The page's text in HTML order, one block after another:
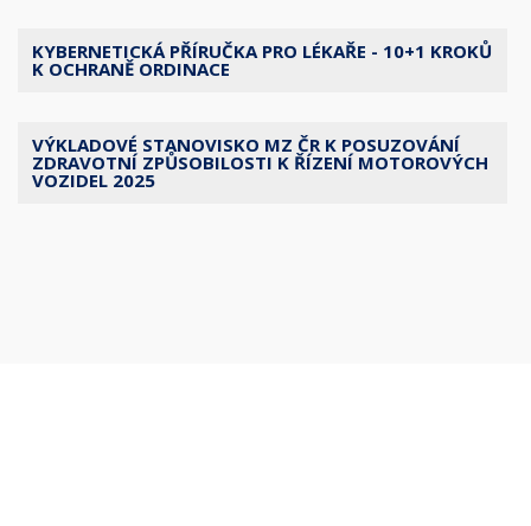
KYBERNETICKÁ PŘÍRUČKA PRO LÉKAŘE - 10+1 KROKŮ
K OCHRANĚ ORDINACE
VÝKLADOVÉ STANOVISKO MZ ČR K POSUZOVÁNÍ
ZDRAVOTNÍ ZPŮSOBILOSTI K ŘÍZENÍ MOTOROVÝCH
VOZIDEL 2025